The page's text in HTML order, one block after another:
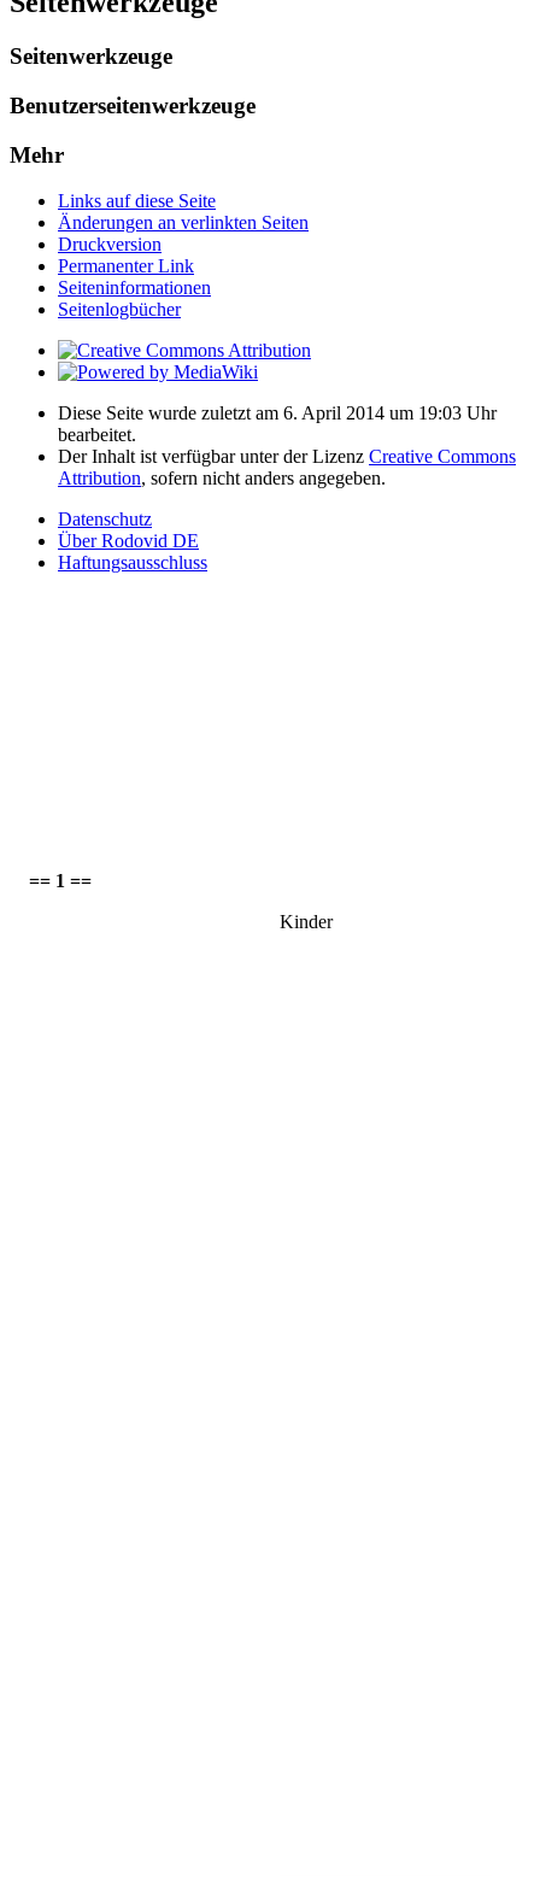
== 1 ==
Kinder
Seitenwerkzeuge
Benutzerseitenwerkzeuge
Mehr
Links auf diese Seite
Änderungen an verlinkten Seiten
Druckversion
Permanenter Link
Seiten­­informationen
Seitenlogbücher
Diese Seite wurde zuletzt am 6. April 2014 um 19:03 Uhr
bearbeitet.
Der Inhalt ist verfügbar unter der Lizenz Creative Commons
Attribution, sofern nicht anders angegeben.
Datenschutz
Über Rodovid DE
Haftungsausschluss